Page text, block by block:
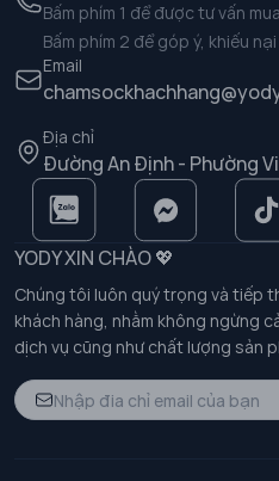
Bấm phím 1 để được tư vấn
Bấm phím 2 để góp ý, khiếu nại
Email
Địa chỉ
Đường An Định - Phường
YODY XIN CHÀO 💖
Chúng tôi luôn quý trọng và tiếp
khách hàng, nhằm không ngừng
dịch vụ cũng như chất lượng sản